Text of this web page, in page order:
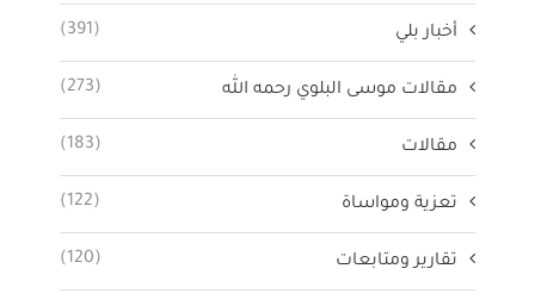
أخبار بلي (391)
مقالات موسى البلوي رحمه الله (273)
مقالات (183)
تعزية ومواساة (122)
تقارير ومتابعات (120)